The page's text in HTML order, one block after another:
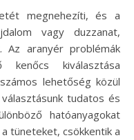
vagy duzzanat,
Az aranyér problémák
kiválasztása
lehetőség közül
tudatos és
hatóanyagokat
tüneteket, csökkentik a